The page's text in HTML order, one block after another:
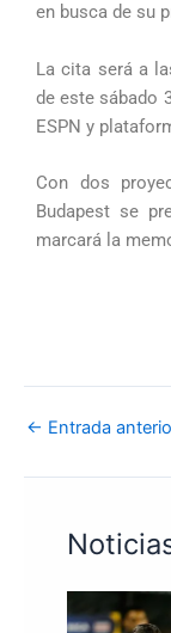
en busca de su
La cita será a
de este sábado
ESPN y
Con dos
Budapest se
marcará la
← Entrada